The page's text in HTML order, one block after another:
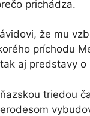
prichádza.
že mu
príchodu
aj predstavy o
triedou